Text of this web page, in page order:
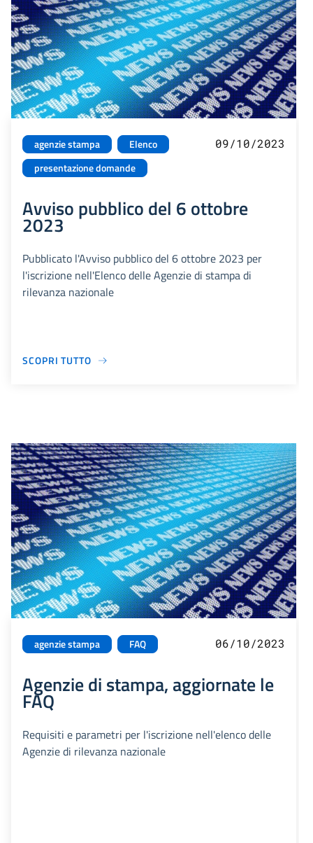
agenzie stampa
Elenco
presentazione domande
09/10/2023
Avviso pubblico del 6 ottobre
2023
Pubblicato l'Avviso pubblico del 6 ottobre 2023 per
l'iscrizione nell'Elenco delle Agenzie di stampa di
rilevanza nazionale
SCOPRI TUTTO
agenzie stampa FAQ 06/10/2023
Agenzie di stampa, aggiornate le
FAQ
Requisiti e parametri per l'iscrizione nell'elenco delle
Agenzie di rilevanza nazionale